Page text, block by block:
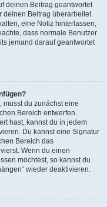
deinen Beitrag geantwortet
deinen Beitrag überarbeitet
eine Notiz hinterlassen,
dass normale Benutzer
jemand darauf geantwortet
musst du zunächst eine
Bereich entwerfen.
hast, kannst du in jedem
Du kannst eine Signatur
Bereich das
Wenn du einen
möchtest, so kannst du
wieder deaktivieren.